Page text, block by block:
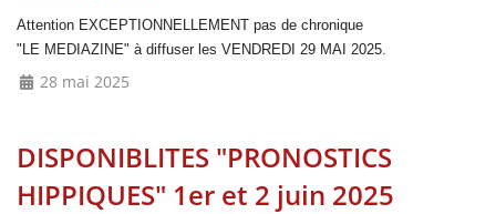
Attention EXCEPTIONNELLEMENT pas de chronique
"LE MEDIAZINE" à diffuser les VENDREDI 29 MAI 2025.
28 mai 2025
DISPONIBLITES "PRONOSTICS
HIPPIQUES" 1er et 2 juin 2025